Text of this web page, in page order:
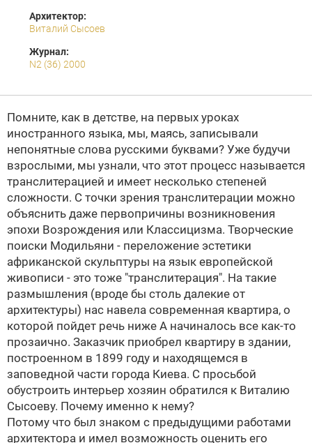
Архитектор:
Виталий Сысоев
Журнал:
N2 (36) 2000
Помните, как в детстве, на первых уроках
иностранного языка, мы, маясь, записывали
непонятные слова русскими буквами? Уже будучи
взрослыми, мы узнали, что этот процесс называется
транслитерацией и имеет несколько степеней
сложности. С точки зрения транслитерации можно
объяснить даже первопричины возникновения
эпохи Возрождения или Классицизма. Творческие
поиски Модильяни - переложение эстетики
африканской скульптуры на язык европейской
живописи - это тоже "транслитерация". На такие
размышления (вроде бы столь далекие от
архитектуры) нас навела современная квартира, о
которой пойдет речь ниже А начиналось все как-то
прозаично. Заказчик приобрел квартиру в здании,
построенном в 1899 году и находящемся в
заповедной части города Киева. С просьбой
обустроить интерьер хозяин обратился к Виталию
Сысоеву. Почему именно к нему?
Потому что был знаком с предыдущими работами
архитектора и имел возможность оценить его